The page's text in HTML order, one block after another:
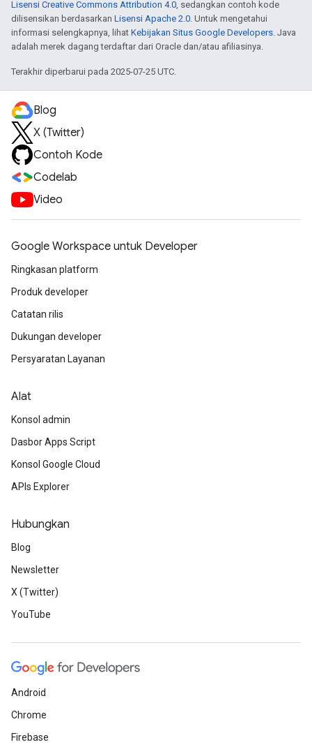
Lisensi Creative Commons Attribution 4.0, sedangkan contoh kode
dilisensikan berdasarkan Lisensi Apache 2.0. Untuk mengetahui
informasi selengkapnya, lihat Kebijakan Situs Google Developers. Java
adalah merek dagang terdaftar dari Oracle dan/atau afiliasinya.
Terakhir diperbarui pada 2025-07-25 UTC.
Blog
X (Twitter)
Contoh Kode
Codelab
Video
Google Workspace untuk Developer
Ringkasan platform
Produk developer
Catatan rilis
Dukungan developer
Persyaratan Layanan
Alat
Konsol admin
Dasbor Apps Script
Konsol Google Cloud
APIs Explorer
Hubungkan
Blog
Newsletter
X (Twitter)
YouTube
Android
Chrome
Firebase